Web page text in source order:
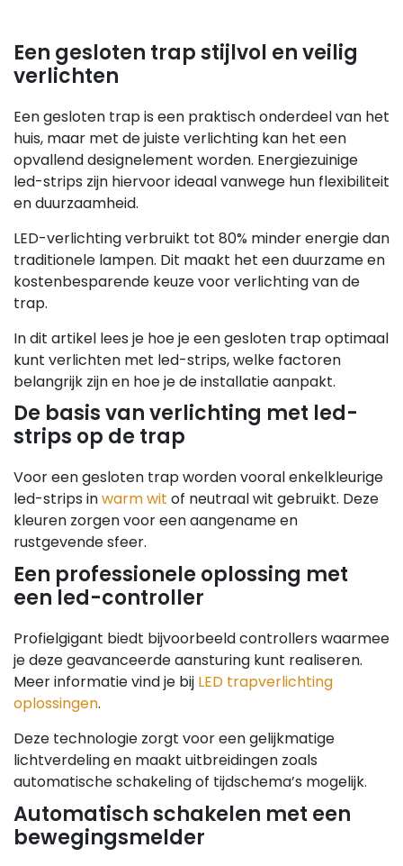
Een gesloten trap stijlvol en veilig
verlichten
Een gesloten trap is een praktisch onderdeel van het
huis, maar met de juiste verlichting kan het een
opvallend designelement worden. Energiezuinige
led-strips zijn hiervoor ideaal vanwege hun flexibiliteit
en duurzaamheid.
LED-verlichting verbruikt tot 80% minder energie dan
traditionele lampen. Dit maakt het een duurzame en
kostenbesparende keuze voor verlichting van de
trap.
In dit artikel lees je hoe je een gesloten trap optimaal
kunt verlichten met led-strips, welke factoren
belangrijk zijn en hoe je de installatie aanpakt.
De basis van verlichting met led-
strips op de trap
Voor een gesloten trap worden vooral enkelkleurige
led-strips inwarm wit of neutraal wit gebruikt. Deze
kleuren zorgen voor een aangename en
rustgevende sfeer.
Een professionele oplossing met
een led-controller
Profielgigant biedt bijvoorbeeld controllers waarmee
je deze geavanceerde aansturing kunt realiseren.
Meer informatie vind je bij LED trapverlichting
oplossingen.
Deze technologie zorgt voor een gelijkmatige
lichtverdeling en maakt uitbreidingen zoals
automatische schakeling of tijdschema’s mogelijk.
Automatisch schakelen met een
bewegingsmelder